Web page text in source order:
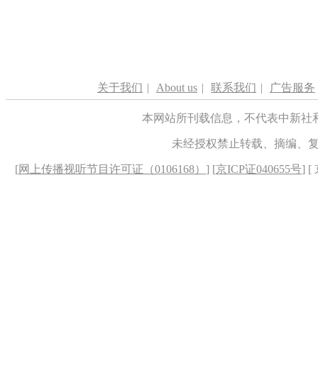
关于我们 | About us | 联系我们 | 广告服务
本网站所刊载信息，不代表中新
未经授权禁止转载、摘编、
[网上传播视听节目许可证（0106168） ] [京ICP证040655号] [